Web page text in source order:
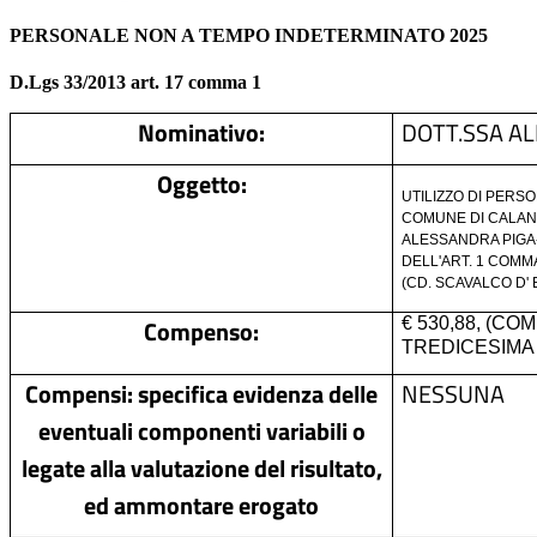
PERSONALE NON A TEMPO INDETERMINATO 2025
D.Lgs 33/2013 art. 17 comma 1
Nominativo:
DOTT.SSA
Oggetto:
UTILIZZO DI
COMUNE DI
ALESSANDRA
DELL'ART. 1
(CD. SCAVALCO D'
Compenso:
€ 530,88,
Compensi: specifica evidenza delle
eventuali componenti variabili o
legate alla valutazione del risultato,
ed ammontare erogato
NESSUNA